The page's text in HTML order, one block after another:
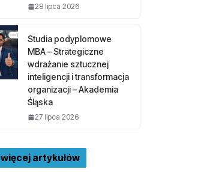
28 lipca 2026
Studia podyplomowe
MBA – Strategiczne
wdrażanie sztucznej
inteligencji i transformacja
organizacji – Akademia
Śląska
27 lipca 2026
więcej artykułów